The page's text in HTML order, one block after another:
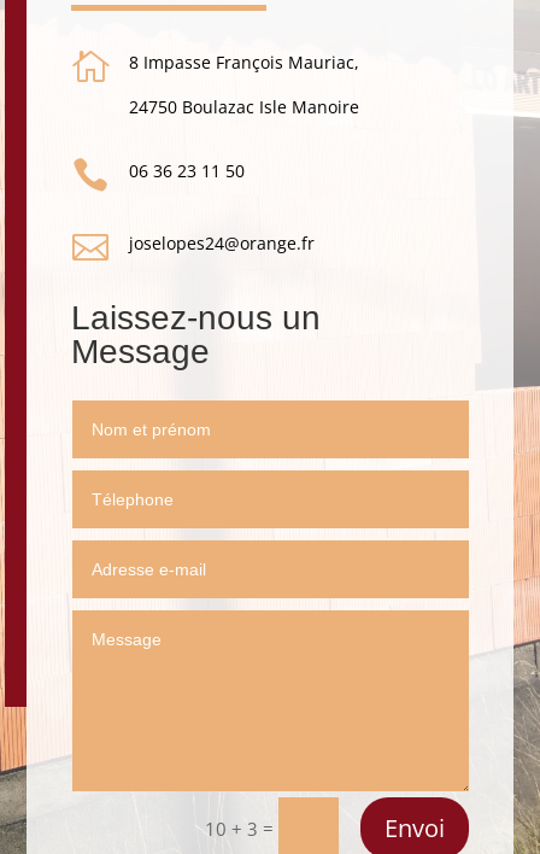

8 Impasse François Mauriac,
24750 Boulazac Isle Manoire
 06 36 23 11 50
 joselopes24@orange.fr
Laissez-nous un
Message
10 + 3 = Envoi